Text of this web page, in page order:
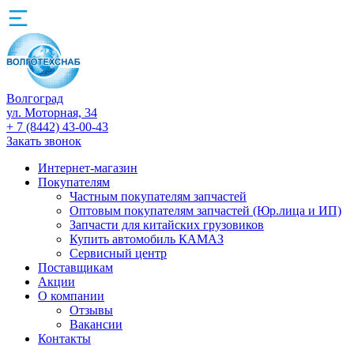
Волгоград
ул. Моторная, 34
+ 7 (8442) 43-00-43
Закать звонок
Интернет-магазин
Покупателям
Частным покупателям запчастей
Оптовым покупателям запчастей (Юр.лица и ИП)
Запчасти для китайских грузовиков
Купить автомобиль КАМАЗ
Сервисный центр
Поставщикам
Акции
О компании
Отзывы
Вакансии
Контакты